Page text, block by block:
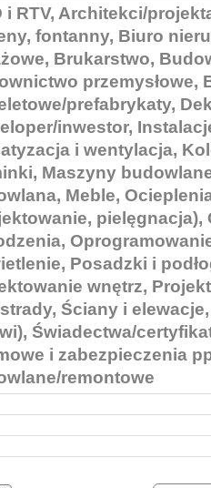
i RTV, Architekci/
fontanny, Biuro
Brukarstwo,
przemysłowe,
prefabrykaty,
inwestor,
i wentylacja,
Maszyny
Meble,
pielęgnacja),
Posadzki i
wnętrz,
Ściany i
Świadectwa/
i zabezpieczenia
remontowe